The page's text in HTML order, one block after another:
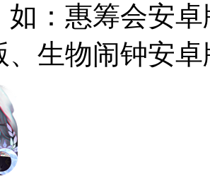
如：惠筹会安
、生物闹钟安卓